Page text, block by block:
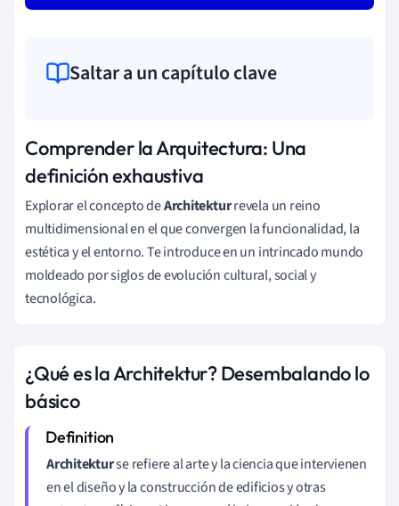
Saltar a un capítulo clave
Comprender la Arquitectura: Una
definición exhaustiva
Explorar el concepto deArchitekturrevela un reino
multidimensional en el que convergen la funcionalidad, la
estética y el entorno. Te introduce en un intrincado mundo
moldeado por siglos de evolución cultural, social y
tecnológica.
¿Qué es la Architektur? Desembalando lo
básico
Architekturse refiere al arte y la ciencia que intervienen
en el diseño y la construcción de edificios y otras